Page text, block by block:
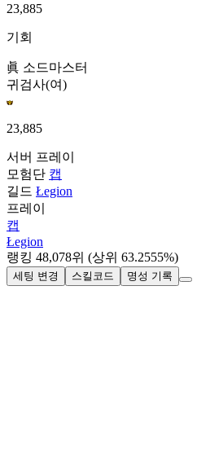
23,885
기회
眞 소드마스터
귀검사(여)
23,885
서버 프레이
모험단 캡
길드 Łegion
프레이
캡
Łegion
랭킹 48,078위 (상위 63.2555%)
세팅 변경 스킬코드 명성 기록